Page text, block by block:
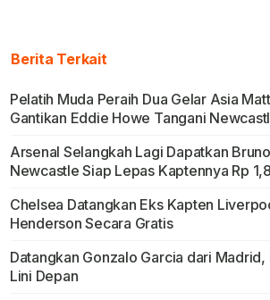
Berita Terkait
Pelatih Muda Peraih Dua Gelar Asia
Gantikan Eddie Howe Tangani
Arsenal Selangkah Lagi Dapatkan
Newcastle Siap Lepas Kaptennya Rp
Chelsea Datangkan Eks Kapten
Henderson Secara Gratis
Datangkan Gonzalo Garcia dari Madrid,
Lini Depan